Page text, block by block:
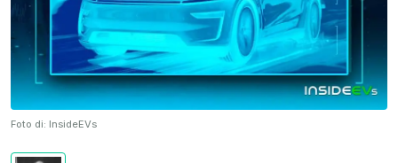
Foto di: InsideEVs